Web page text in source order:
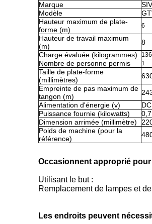
Marque
Modèle
Hauteur maximum de plate-
forme (m)
6
Hauteur de travail maximum
(m)
8
Charge évaluée (kilogrammes) 136
Nombre de personne permis 1
Taille de plate-forme
(millimètres)
Empreinte de pas maximum de
tangon (m)
Alimentation d'énergie (v)
Puissance fournie (kilowatts)
0,7
Dimension arrimée (millimètre)
Poids de machine (pour la
référence)
Occasionnent approprié
Utilisant le but :
Remplacement de lampes et
Les endroits peuvent